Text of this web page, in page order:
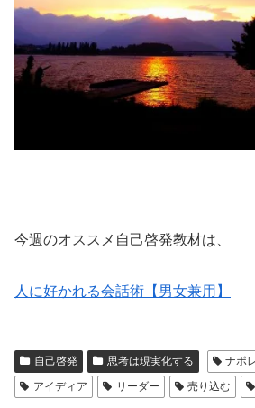
今週のオススメ自己啓発教材は、
人に好かれる会話術【男女兼用】
自己啓発 思考は現実化する ナポ
アイディア
リーダー 売り込む